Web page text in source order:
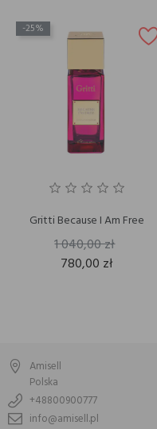
-25%
Gritti Because I Am Free
1 040,00 zł
780,00 zł
Amisell
Polska
+48800900777
info@amisell.pl